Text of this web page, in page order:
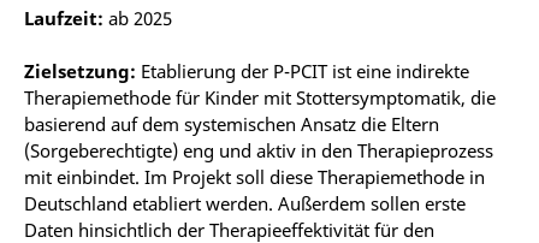
Laufzeit: ab 2025
Zielsetzung: Etablierung der P-PCIT ist eine indirekte
Therapiemethode für Kinder mit Stottersymptomatik, die
basierend auf dem systemischen Ansatz die Eltern
(Sorgeberechtigte) eng und aktiv in den Therapieprozess
mit einbindet. Im Projekt soll diese Therapiemethode in
Deutschland etabliert werden. Außerdem sollen erste
Daten hinsichtlich der Therapieeffektivität für den